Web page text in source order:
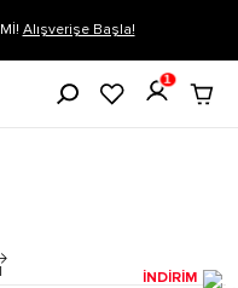
1-3 iş günü içerisinde kargoya
1
İNDİRİM